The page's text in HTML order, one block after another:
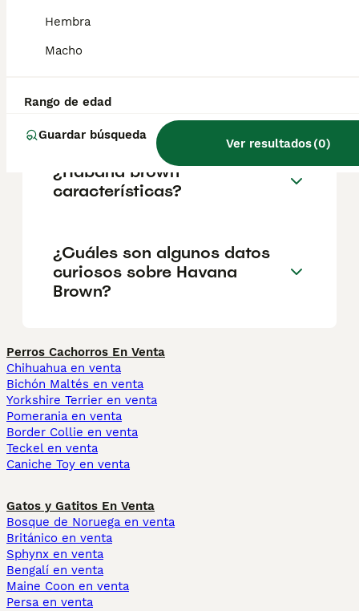
Hembra
Macho
Rango de edad
Guardar búsqueda
Ver resultados(0)
solitario. Esta raza tiende a apegarse mucho
marrones de La Habana?
¿Habana brown
características?
¿Cuáles son algunos datos
curiosos sobre Havana
Brown?
Perros Cachorros En Venta
Chihuahua en venta
Bichón Maltés en venta
Yorkshire Terrier en venta
Pomerania en venta
Border Collie en venta
Teckel en venta
Caniche Toy en venta
Gatos y Gatitos En Venta
Bosque de Noruega en venta
Británico en venta
Sphynx en venta
Bengalí en venta
Maine Coon en venta
Persa en venta